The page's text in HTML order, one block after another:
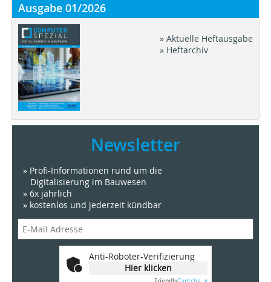
Ausgabe 01/2026
» Aktuelle Heftausgabe
» Heftarchiv
Newsletter
» Profi-Informationen rund um die
Digitalisierung im Bauwesen
» 6x jährlich
» kostenlos und jederzeit kündbar
Anti-Roboter-Verifizierung
Hier klicken